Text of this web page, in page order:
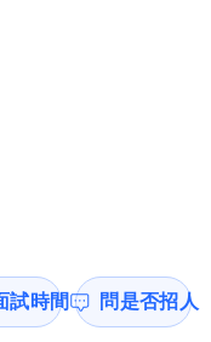
試時間 問是否招人